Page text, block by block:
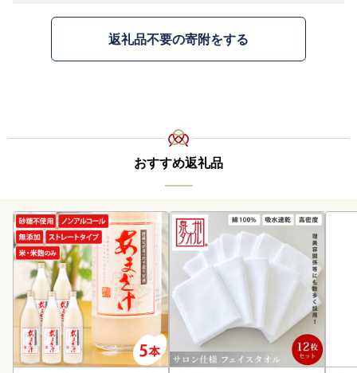
返礼品不要の寄附をする
おすすめ返礼品